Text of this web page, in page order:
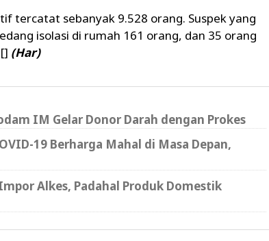
tercatat sebanyak 9.528 orang. Suspek yang
isolasi di rumah 161 orang, dan 35 orang
(Har)
IM Gelar Donor Darah dengan Prokes
19 Berharga Mahal di Masa Depan,
Alkes, Padahal Produk Domestik